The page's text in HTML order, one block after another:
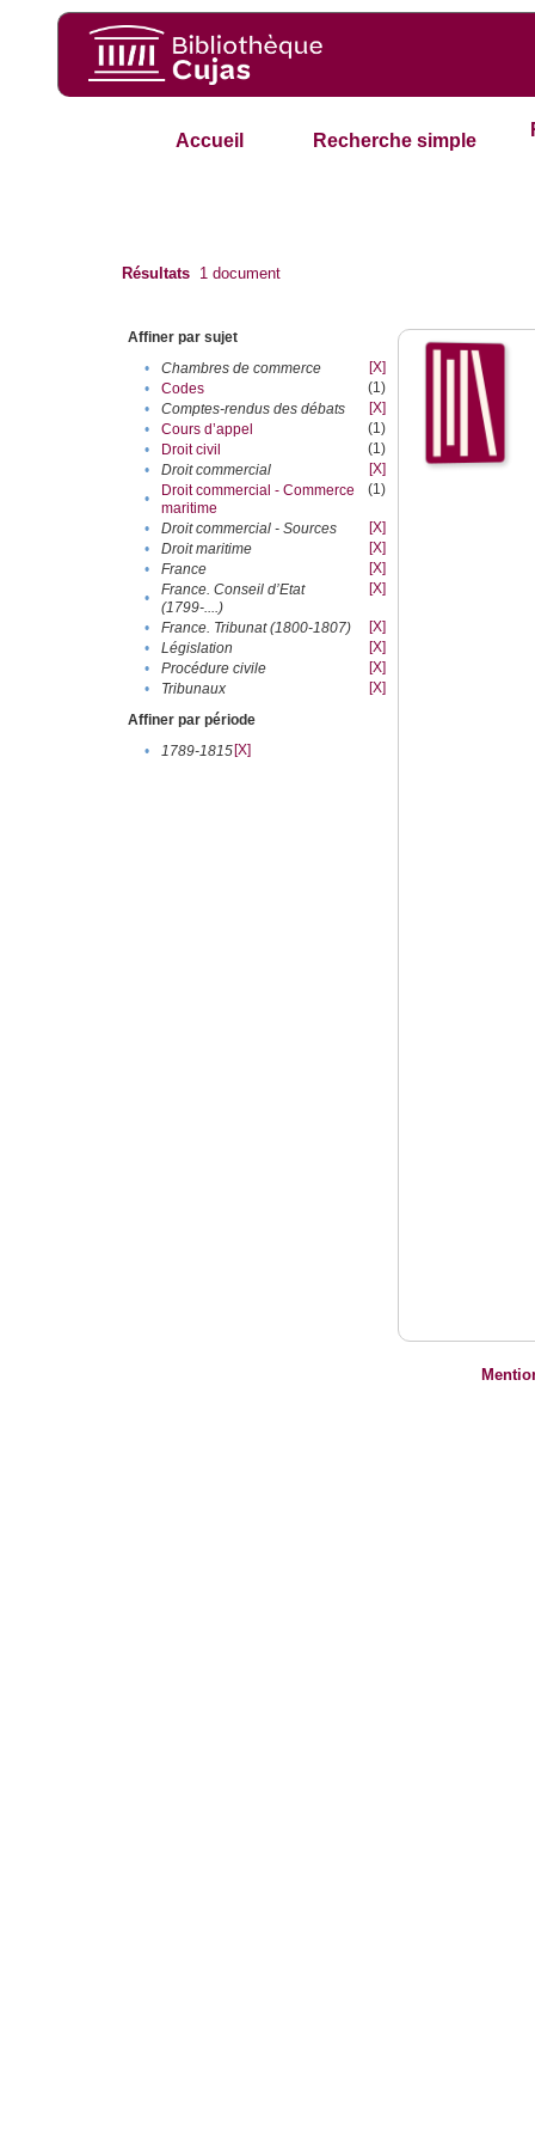
Accueil Recherche simple
Résultats 1 document
Affiner par sujet
•
Chambres de commerce
[X]
•
Codes
(1)
•
Comptes-rendus des débats
[X]
•
Cours d’appel
(1)
•
Droit civil
(1)
•
Droit commercial
[X]
•
Droit commercial - Commerce
maritime
(1)
• Droit commercial - Sources
[X]
•
Droit maritime
[X]
•
France
[X]
•
France. Conseil d’Etat
(1799-....)
[X]
• France. Tribunat (1800-1807)
[X]
•
Législation
[X]
•
Procédure civile
[X]
•
Tribunaux
[X]
Affiner par période
•
1789-1815[X]